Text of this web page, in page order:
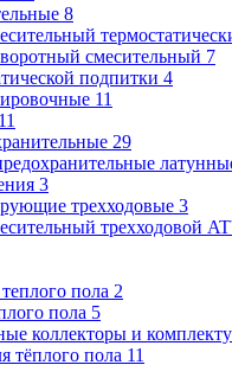
8
cмесительный 7
подпитки 4
11
11
29
3
трехходовые 3
трехходовой
пола 2
пола 5
коллекторы и
тёплого пола 11